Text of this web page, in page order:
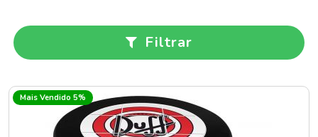
Filtrar
Mais Vendido 5%